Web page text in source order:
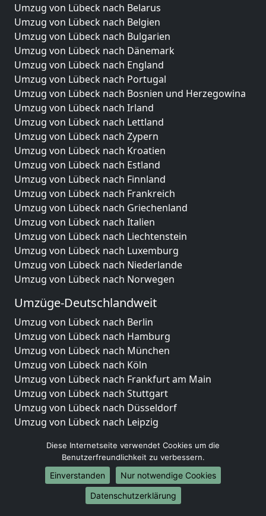
Umzug von Lübeck nach Belarus
Umzug von Lübeck nach Belgien
Umzug von Lübeck nach Bulgarien
Umzug von Lübeck nach Dänemark
Umzug von Lübeck nach England
Umzug von Lübeck nach Portugal
Umzug von Lübeck nach Bosnien und Herzegowina
Umzug von Lübeck nach Irland
Umzug von Lübeck nach Lettland
Umzug von Lübeck nach Zypern
Umzug von Lübeck nach Kroatien
Umzug von Lübeck nach Estland
Umzug von Lübeck nach Finnland
Umzug von Lübeck nach Frankreich
Umzug von Lübeck nach Griechenland
Umzug von Lübeck nach Italien
Umzug von Lübeck nach Liechtenstein
Umzug von Lübeck nach Luxemburg
Umzug von Lübeck nach Niederlande
Umzug von Lübeck nach Norwegen
Umzüge-Deutschlandweit
Umzug von Lübeck nach Berlin
Umzug von Lübeck nach Hamburg
Umzug von Lübeck nach München
Umzug von Lübeck nach Köln
Umzug von Lübeck nach Frankfurt am Main
Umzug von Lübeck nach Stuttgart
Umzug von Lübeck nach Düsseldorf
Umzug von Lübeck nach Leipzig
Umzug von Lübeck nach Essen
Umzug von Lübeck nach Bremen
Umzug von Lübeck nach Dresden
Umzug von Lübeck nach Hannover
Umzug von Lübeck nach Nürnberg
Diese Internetseite verwendet Cookies um die
Benutzerfreundlichkeit zu verbessern.
Einverstanden
Nur notwendige Cookies
Datenschutzerklärung